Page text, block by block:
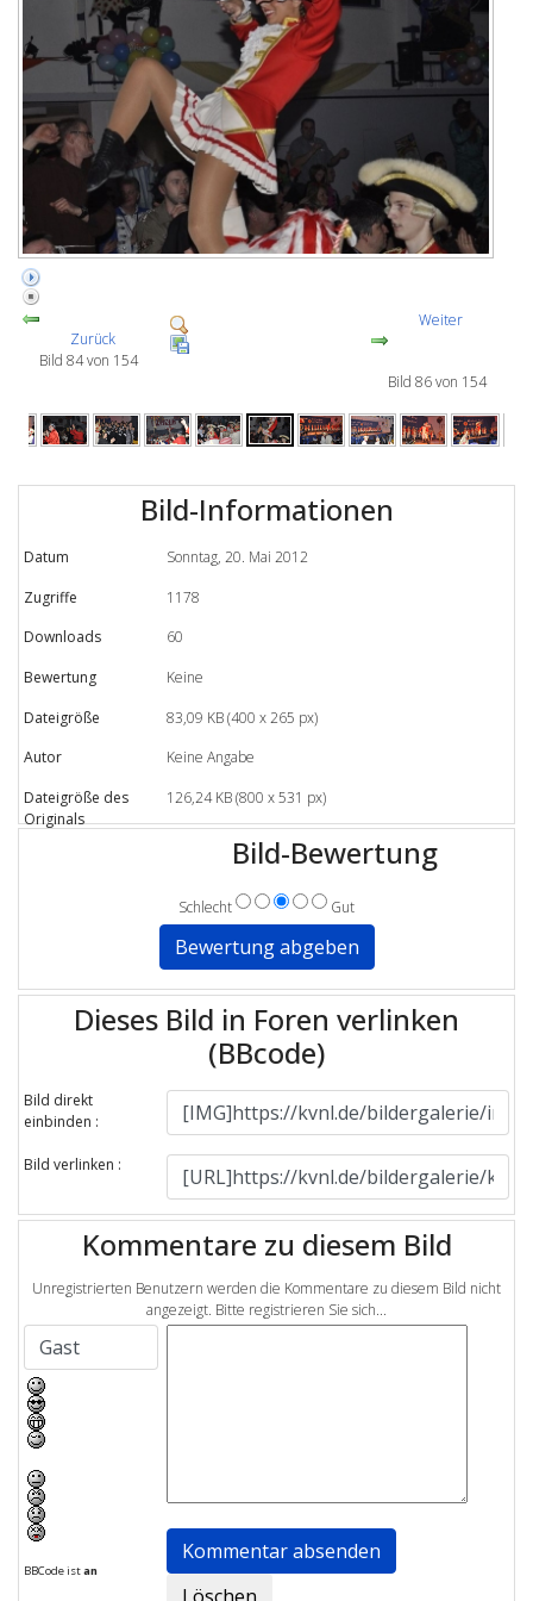
Zurück
Bild 84 von 154
Weiter
Bild 86 von 154
Bild-Informationen
Datum
Sonntag, 20. Mai 2012
Zugriffe
1178
Downloads
60
Bewertung
Keine
Dateigröße
83,09 KB (400 x 265 px)
Autor
Keine Angabe
Dateigröße des
Originals
126,24 KB (800 x 531 px)
Bild-Bewertung
Schlecht Gut
Dieses Bild in Foren verlinken
(BBcode)
Bild direkt
einbinden :
Bild verlinken :
Kommentare zu diesem Bild
Unregistrierten Benutzern werden die Kommentare zu diesem Bild nicht
angezeigt. Bitte registrieren Sie sich...
BBCode istan